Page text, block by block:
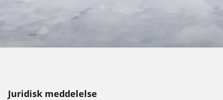
Juridisk meddelelse